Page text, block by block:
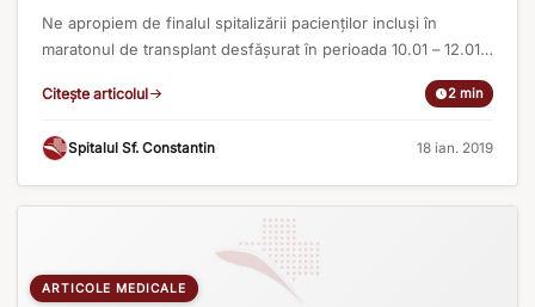
Ne apropiem de finalul spitalizării pacienților incluși în
maratonul de transplant desfășurat în perioada 10.01 – 12.01.
2019 în spitalul Sf. Constantin. Toți bolnavii se pregătesc să
plece spre casă. Este un moment emoționant, plin de
întreaga echipă medicală care a participat la îngrijirea
acestora, atât donatorii [...]
Citește articolul 2 min
Spitalul Sf. Constantin· 18 ian. 2019
ARTICOLE MEDICALE